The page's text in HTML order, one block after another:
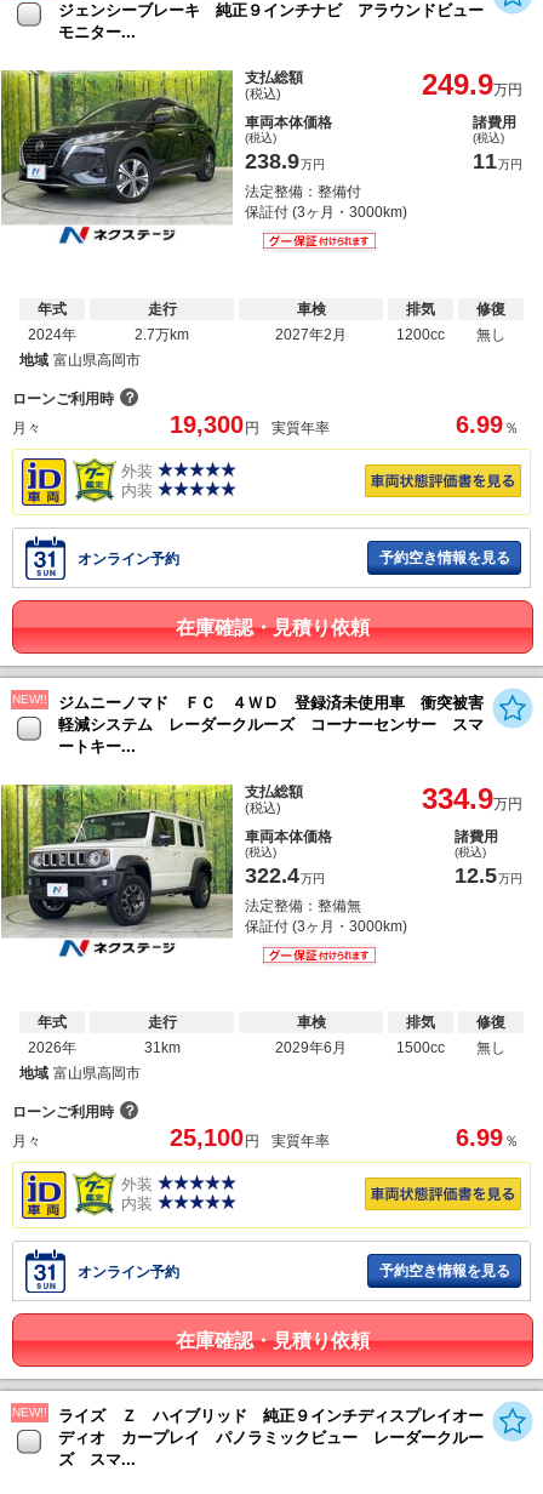
ジェンシーブレーキ 純正９インチナビ アラウンドビュー
モニター...
支払総額
(税込) 249.9万円
車両本体価格
(税込)
238.9万円
諸費用
(税込)
11万円
法定整備：整備付
保証付 (3ヶ月・3000km)
年式
2024年
走行
2.7万km
車検
2027年2月
排気
1200cc
修復
無し
地域 富山県高岡市
ローンご利用時 ？
月々
19,300円 実質年率 6.99 ％
外装
内装
オンライン予約 予約空き情報を見る
在庫確認・見積り依頼
NEW!!
ジムニーノマド ＦＣ ４ＷＤ 登録済未使用車 衝突被害
軽減システム レーダークルーズ コーナーセンサー スマ
ートキー...
支払総額
(税込) 334.9万円
車両本体価格
(税込)
322.4万円
諸費用
(税込)
12.5万円
法定整備：整備無
保証付 (3ヶ月・3000km)
年式
2026年
走行
31km
車検
2029年6月
排気
1500cc
修復
無し
地域 富山県高岡市
ローンご利用時 ？
月々
25,100 円 実質年率 6.99 ％
外装
内装
オンライン予約 予約空き情報を見る
在庫確認・見積り依頼
NEW!!
ライズ Ｚ ハイブリッド 純正９インチディスプレイオー
ディオ カープレイ パノラミックビュー レーダークルー
ズ スマ...